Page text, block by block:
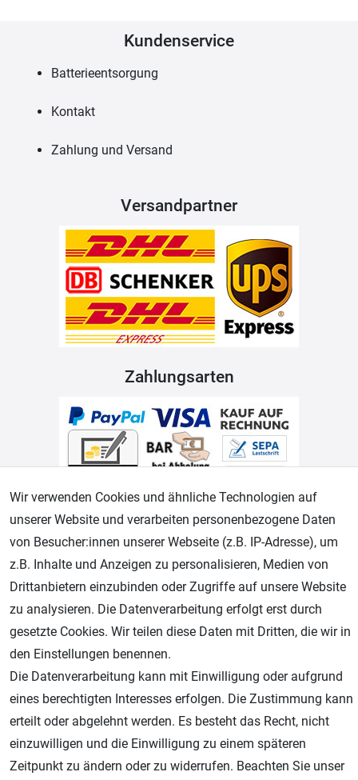
Kundenservice
Batterieentsorgung
Kontakt
Zahlung und Versand
Versandpartner
Zahlungsarten
Geprüfter Shop
AGB Widerrufsrecht Datenschutz Impressum
Unsere weiteren Shops:
Wir verwenden Cookies und ähnliche Technologien auf
unserer Website und verarbeiten personenbezogene Daten
von Besucher:innen unserer Webseite (z.B. IP-Adresse), um
z.B. Inhalte und Anzeigen zu personalisieren, Medien von
Drittanbietern einzubinden oder Zugriffe auf unsere Website
zu analysieren. Die Datenverarbeitung erfolgt erst durch
gesetzte Cookies. Wir teilen diese Daten mit Dritten, die wir in
den Einstellungen benennen.
Die Datenverarbeitung kann mit Einwilligung oder aufgrund
eines berechtigten Interesses erfolgen. Die Zustimmung kann
erteilt oder abgelehnt werden. Es besteht das Recht, nicht
einzuwilligen und die Einwilligung zu einem späteren
Zeitpunkt zu ändern oder zu widerrufen. Beachten Sie unser